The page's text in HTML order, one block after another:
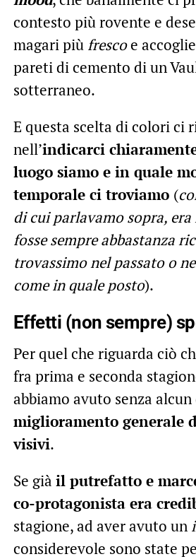
contesto più rovente e
magari più frescoe
pareti di cemento di un
sotterraneo.
E questa scelta di colori ci
nell’indicarci
luogo siamo e in quale
temporale ci troviamo (
di cui parlavamo sopra, era
fosse sempre abbastanza
trovassimo nel passato o
come in quale posto).
Effetti (non sempre)
Per quel che riguarda ciò
fra prima e seconda
abbiamo avuto senza
miglioramento generale
visivi.
Se già il putrefatto e
co-protagonista era
stagione, ad aver avuto un
considerevole sono state